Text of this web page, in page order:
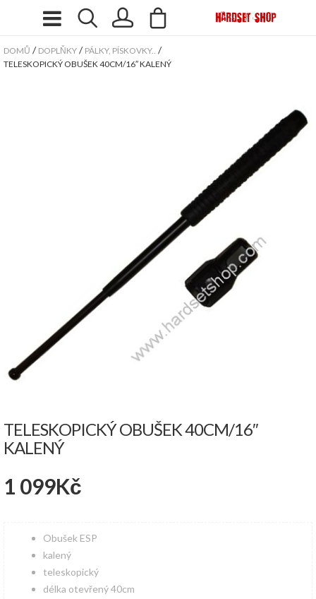
DOMŮ / DOPLŇKY / PÁLKY, PÍSKOVKY.. /
TELESKOPICKÝ OBUŠEK 40CM/16″ KALENÝ
TELESKOPICKÝ OBUŠEK 40CM/16″
KALENÝ
1 099Kč
Obušek ESP
kalený
teleskopický
délka otevřený 40cm